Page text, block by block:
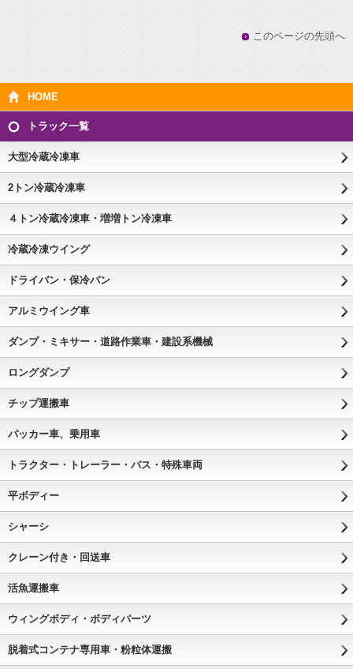
このページの先頭へ
HOME
トラック一覧
大型冷蔵冷凍車
2トン冷蔵冷凍車
４トン冷蔵冷凍車・増増トン冷凍車
冷蔵冷凍ウイング
ドライバン・保冷バン
アルミウイング車
ダンプ・ミキサー・道路作業車・建設系機械
ロングダンプ
チップ運搬車
パッカー車、乗用車
トラクター・トレーラー・バス・特殊車両
平ボディー
シャーシ
クレーン付き・回送車
活魚運搬車
ウィングボディ・ボディパーツ
脱着式コンテナ専用車・粉粒体運搬